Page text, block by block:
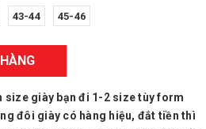
43-44 45-46
size giày bạn đi 1-2 size tùy form
đôi giày có hàng hiệu, đắt tiền thì